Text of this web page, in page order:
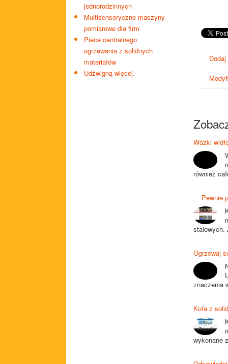
jednorodzinnych
Multisensoryczne maszyny
pomiarowe dla firm
Piece centralnego
ogrzewania z solidnych
materiałów
Udźwigną więcej.
Wózki
również
Pewnie
stalowych.
Ogrzewaj
znaczenia
Koła z
wykonane